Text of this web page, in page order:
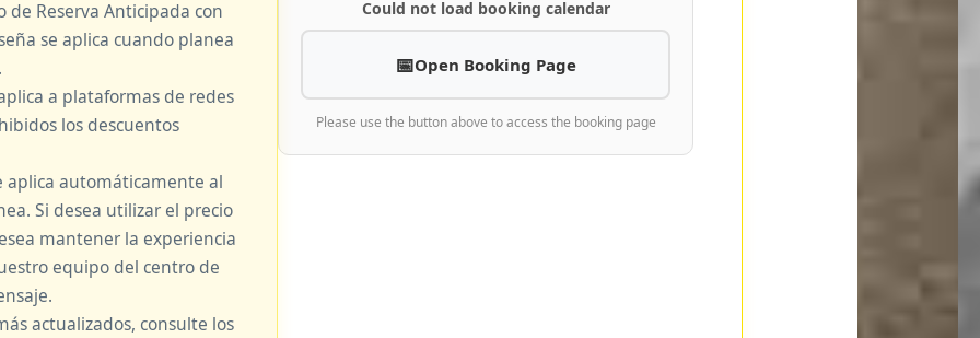
de Reserva Anticipada con
se aplica cuando planea
a plataformas de redes
los descuentos
aplica automáticamente al
Si desea utilizar el precio
mantener la experiencia
equipo del centro de
actualizados, consulte los
Could not load booking calendar
Open Booking Page
Please use the button above to access the booking page